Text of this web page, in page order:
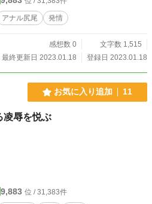
アナル尻尾 発情
感想数 0
文字数 1,515
最終更新日 2023.01.18
登録日 2023.01.18
お気に入り追加 11
凌辱を悦ぶ
9,883 位 / 31,383件